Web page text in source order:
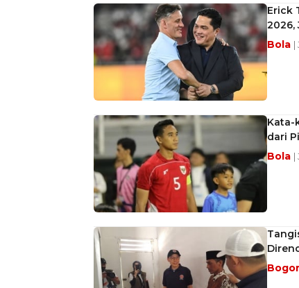
Erick
2026,
Bola |
Kata-
dari
Bola |
Bogor